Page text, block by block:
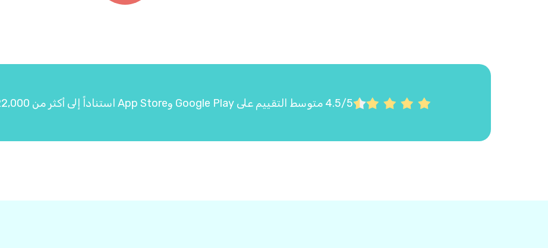
4.5/5 متوسط التقييم على Google Play وApp Store استناداً إلى أكثر من 22,000 تقييم